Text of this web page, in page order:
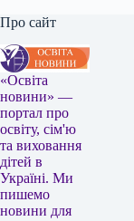
Про сайт
«Освіта
новини» —
портал про
освіту, сім'ю
та виховання
дітей в
Україні. Ми
пишемо
новини для